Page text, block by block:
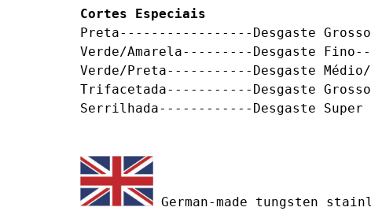
Cortes Especiais
Preta-----------------Desgaste
Verde/Amarela---------Desgaste
Verde/Preta-----------Desgaste
Trifacetada-----------Desgaste
Serrilhada------------Desgaste
German-made tungsten